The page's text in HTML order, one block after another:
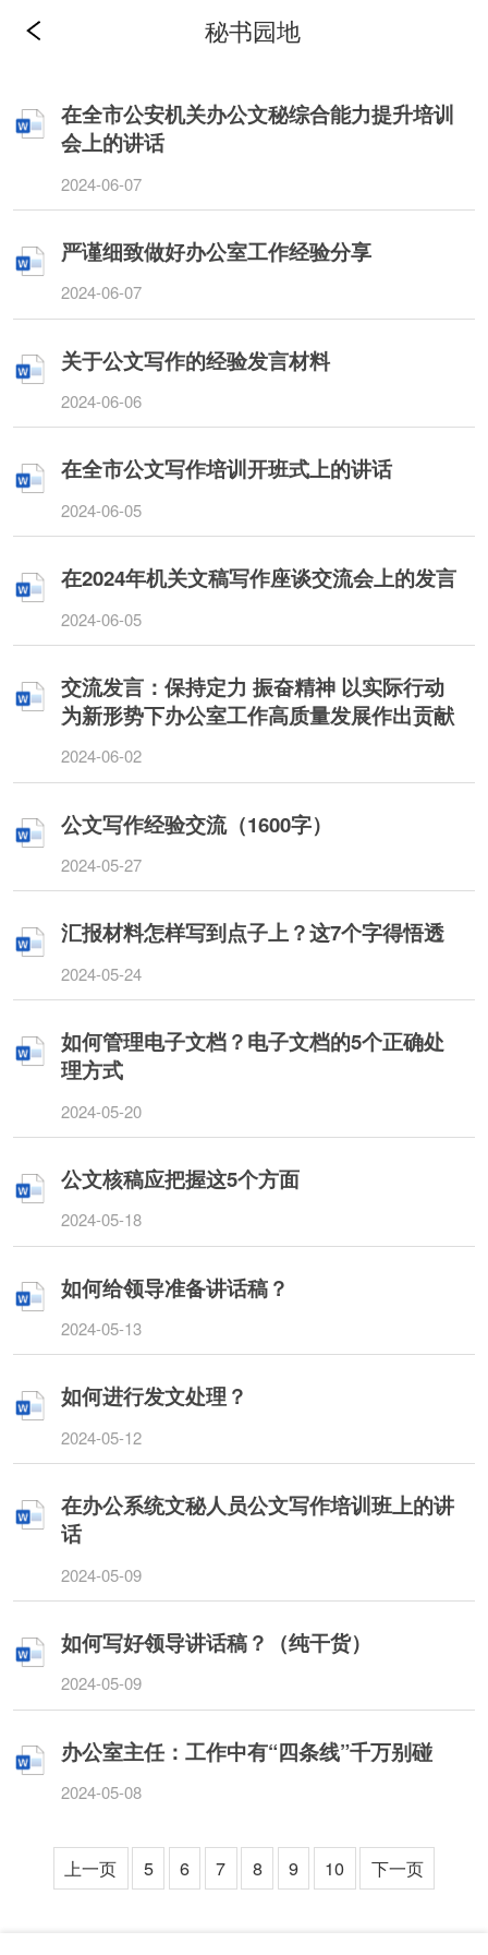
秘书园地
在全市公安机关办公文秘综合能力提升培训
会上的讲话
2024-06-07
严谨细致做好办公室工作经验分享
2024-06-07
关于公文写作的经验发言材料
2024-06-06
在全市公文写作培训开班式上的讲话
2024-06-05
在2024年机关文稿写作座谈交流会上的发言
2024-06-05
交流发言：保持定力 振奋精神 以实际行动
为新形势下办公室工作高质量发展作出贡献
2024-06-02
公文写作经验交流（1600字）
2024-05-27
汇报材料怎样写到点子上？这7个字得悟透
2024-05-24
如何管理电子文档？电子文档的5个正确处
理方式
2024-05-20
公文核稿应把握这5个方面
2024-05-18
如何给领导准备讲话稿？
2024-05-13
如何进行发文处理？
2024-05-12
在办公系统文秘人员公文写作培训班上的讲
话
2024-05-09
如何写好领导讲话稿？（纯干货）
2024-05-09
办公室主任：工作中有“四条线”千万别碰
2024-05-08
上一页 5 6 7 8 9 10 下一页